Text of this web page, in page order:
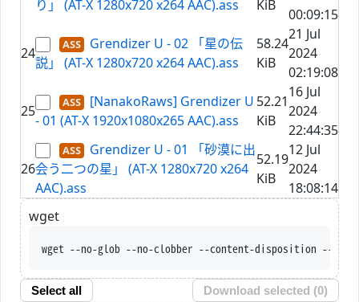
り」 (AT-X 1280x720 x264 AAC).ass KiB
00:09:15
24
Grendizer U - 02 「星の伝
説」 (AT-X 1280x720 x264 AAC).ass
58.24
KiB
21 Jul
2024
02:19:08
25
[NanakoRaws] Grendizer U
- 01 (AT-X 1920x1080x265 AAC).ass
52.21
KiB
16 Jul
2024
22:44:35
26
Grendizer U - 01 「砂漠に出
会う二つの星」 (AT-X 1280x720 x264
AAC).ass
52.19
KiB
12 Jul
2024
18:08:14
wget
wget --no-glob --no-clobber --
Select all Download selected (0)